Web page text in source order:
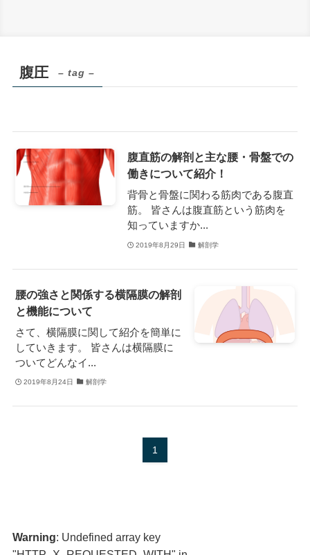
腹圧 – tag –
腹直筋の解剖と主な腰・骨盤での
働きについて紹介！
背骨と骨盤に関わる筋肉である腹直
筋。 皆さんは腹直筋という筋肉を
知っていますか...
2019年8月29日 解剖学
腰の強さと関係する横隔膜の解剖
と機能について
さて、横隔膜に関して紹介を簡単に
していきます。 皆さんは横隔膜に
ついてどんなイ...
2019年8月24日 解剖学
1
Warning: Undefined array key